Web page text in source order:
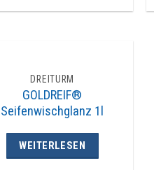
DREITURM
GOLDREIF®
Seifenwischglanz 1l
WEITERLESEN